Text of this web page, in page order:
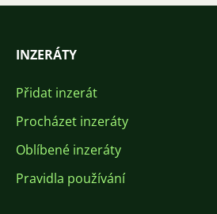
INZERÁTY
Přidat inzerát
Procházet inzeráty
Oblíbené inzeráty
Pravidla používání